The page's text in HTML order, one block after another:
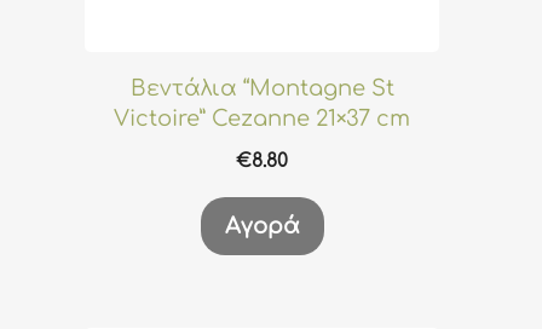
Βεντάλια “Montagne St
Victoire” Cezanne 21×37 cm
€8.80
Αγορά